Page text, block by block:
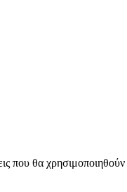
που θα χρησιμοποιηθούν